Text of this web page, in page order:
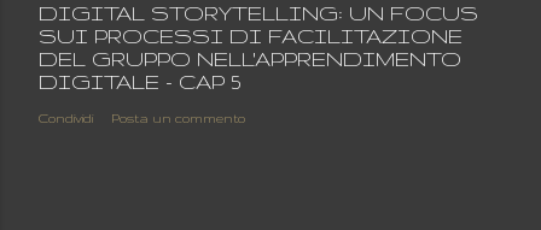
DIGITAL STORYTELLING: UN FOCUS
SUI PROCESSI DI FACILITAZIONE
DEL GRUPPO NELL'APPRENDIMENTO
DIGITALE - CAP 5
Condividi Posta un commento